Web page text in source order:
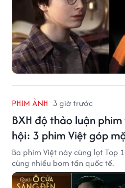
PHIM ẢNH 3 giờ trước
BXH độ thảo luận
hội: 3 phim Việt góp
Ba phim Việt này cùng lọt Top
cùng nhiều bom tấn quốc tế.